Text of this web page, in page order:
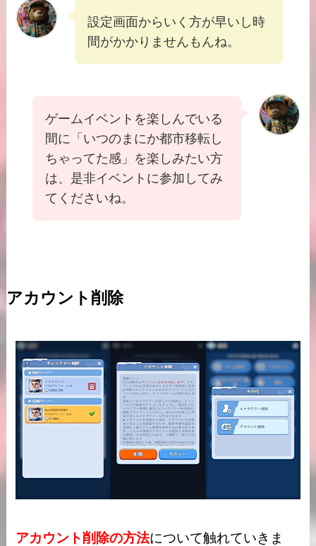
設定画面からいく方が早いし時
間がかかりませんもんね。
ゲームイベントを楽しんでいる
間に「いつのまにか都市移転し
ちゃってた感」を楽しみたい方
は、是非イベントに参加してみ
てくださいね。
アカウント削除
アカウント削除の方法について触れていきま